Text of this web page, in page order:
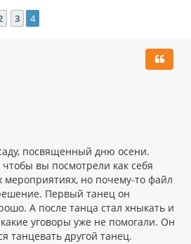
3 4
посвященный дню осени.
вы посмотрели как себя
мероприятиях, но почему-то файл
Первый танец он
А после танца стал хныкать и
уговоры уже не помогали. Он
танцевать другой танец.